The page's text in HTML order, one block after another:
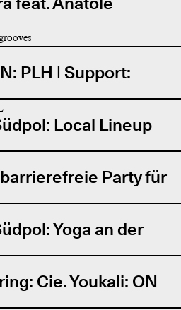
PLH | Support:
Local Lineup
barrierefreie Party für
Yoga an der
Cie. Youkali: ON